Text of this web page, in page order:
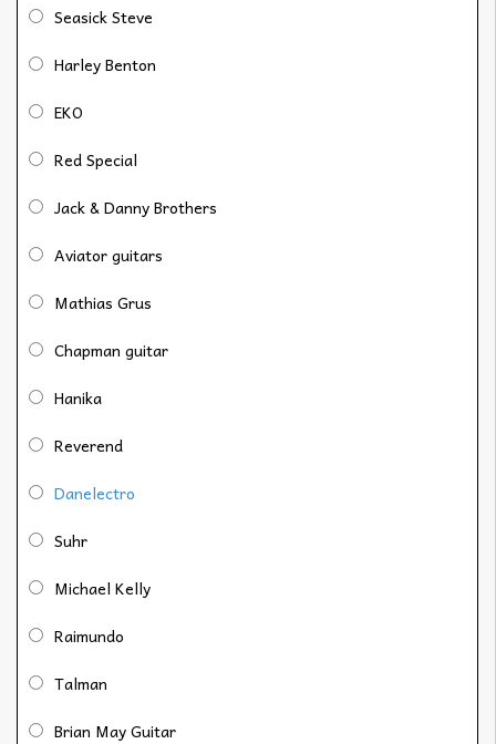
Seasick Steve
Harley Benton
EKO
Red Special
Jack & Danny Brothers
Aviator guitars
Mathias Grus
Chapman guitar
Hanika
Reverend
Danelectro
Suhr
Michael Kelly
Raimundo
Talman
Brian May Guitar